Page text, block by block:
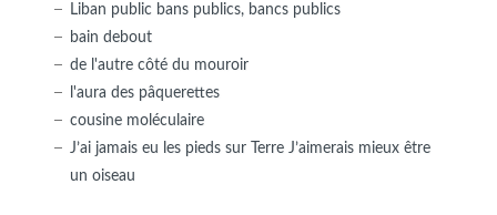
Liban public bans publics, bancs publics
bain debout
de l'autre côté du mouroir
l'aura des pâquerettes
cousine moléculaire
J’ai jamais eu les pieds sur Terre J’aimerais mieux être
un oiseau